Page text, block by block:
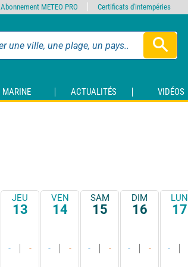
MARINE ACTUALITÉS VIDÉOS
JEU
13
- -
VEN
14
- -
SAM
15
- -
DIM
16
- -
LUN
17
-
Abonnement METEO PRO Certificats d'intempéries